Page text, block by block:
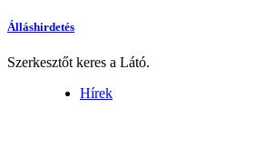
Álláshirdetés
Szerkesztőt keres a Látó.
Hírek